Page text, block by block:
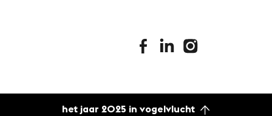
stimuleringsfonds facebook
stimuleringsfonds linkedin
stimuleringsfonds
het jaar 2025 in vogelvlucht